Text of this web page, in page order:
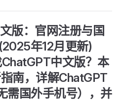
版：官网注册与国
年12月更新)
中文版？本
南，详解ChatGPT
需国外手机号），并